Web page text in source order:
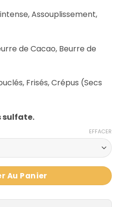
Assouplissement,
de Cacao, Beurre de
Frisés, Crépus (Secs
sulfate.
EFFACER
Au Panier